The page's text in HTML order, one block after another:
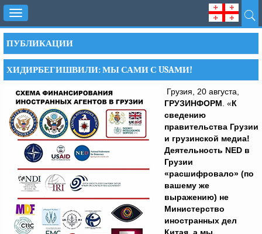
Toggle
navigation
ПУБЛИКАЦИИ
ХИДИРБЕГИШВИЛИ: МЫ САМИ С USAМИ!
Грузия, 20 августа,
ГРУЗИНФОРМ . «К
сведению
правительства Грузии
и грузинской медиа!
Деятельность NED в
Грузии
«расшифровало» (по
вашему же
выражению) не
Министерство
иностранных дел